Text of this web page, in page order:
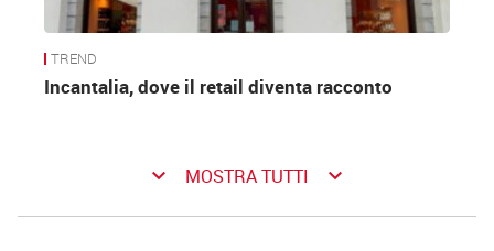
TREND
Incantalia, dove il retail diventa racconto
keyboard_arrow_down MOSTRA TUTTI keyboard_arrow_down